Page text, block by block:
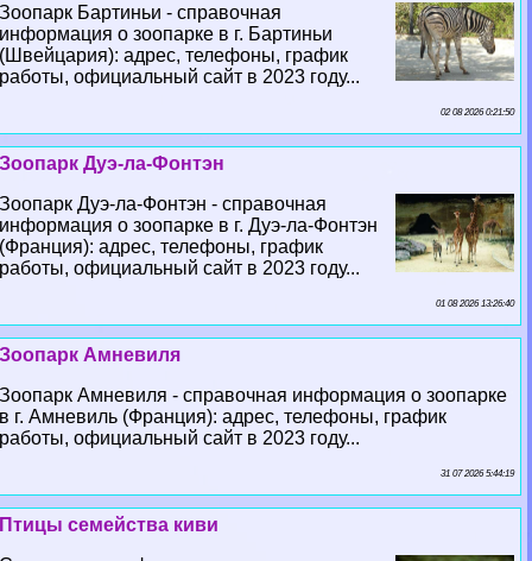
Зоопарк Бартиньи - справочная
информация о зоопарке в г. Бартиньи
(Швейцария): адрес, телефоны, график
работы, официальный сайт в 2023 году...
02 08 2026 0:21:50
Зоопарк Дуэ-ла-Фонтэн
Зоопарк Дуэ-ла-Фонтэн - справочная
информация о зоопарке в г. Дуэ-ла-Фонтэн
(Франция): адрес, телефоны, график
работы, официальный сайт в 2023 году...
01 08 2026 13:26:40
Зоопарк Амневиля
Зоопарк Амневиля - справочная информация о зоопарке
в г. Амневиль (Франция): адрес, телефоны, график
работы, официальный сайт в 2023 году...
31 07 2026 5:44:19
Птицы семейства киви